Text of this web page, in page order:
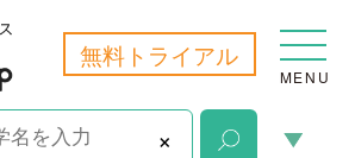
無料トライアル
MENU
×